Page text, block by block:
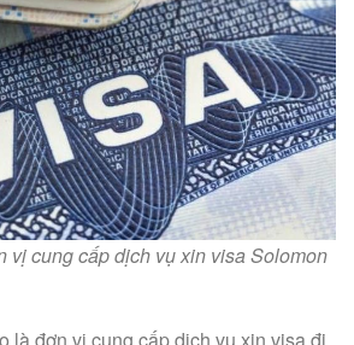
vị cung cấp dịch vụ xin visa Solomon